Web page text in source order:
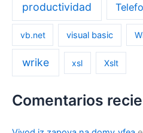
productividad
vb.net visual basic
wrike xsl Xslt
Comentarios